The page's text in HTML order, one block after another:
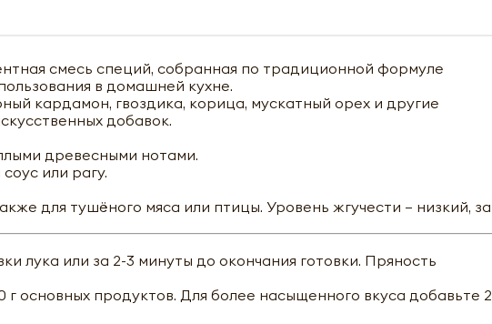
смесь специй, собранная по традиционной формуле
в домашней кухне.
кардамон, гвоздика, корица, мускатный орех и другие
добавок.
древесными нотами.
или рагу.
для тушёного мяса или птицы. Уровень жгучести — низкий, за
лука или за 2-3 минуты до окончания готовки. Пряность
г основных продуктов. Для более насыщенного вкуса добавьте 2